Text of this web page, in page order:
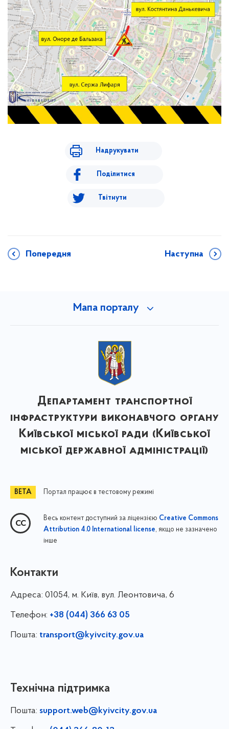
Надрукувати
Поділитися
Твітнути
Попередня Наступна
Мапа порталу
Департамент транспортної
інфраструктури виконавчого органу
Київської міської ради (Київської
міської державної адміністрації)
Портал працює в тестовому режимі
Весь контент доступний за ліцензією Creative Commons
Attribution 4.0 International license, якщо не зазначено
інше
Контакти
Адреса: 01054, м. Київ, вул. Леонтовича, 6
Телефон: +38 (044) 366 63 05
Пошта: transport@kyivcity.gov.ua
Технічна підтримка
Пошта: support.web@kyivcity.gov.ua